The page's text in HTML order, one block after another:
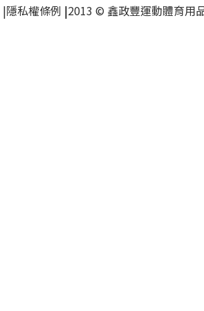
|隱私權條例 |2013 © 鑫政豐運動體育用